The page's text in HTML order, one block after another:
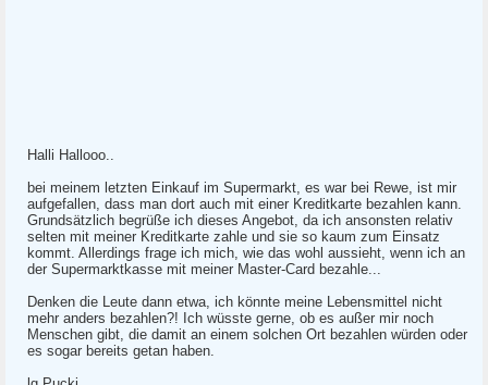
Halli Hallooo..
bei meinem letzten Einkauf im Supermarkt, es war bei Rewe, ist mir
aufgefallen, dass man dort auch mit einer Kreditkarte bezahlen kann.
Grundsätzlich begrüße ich dieses Angebot, da ich ansonsten relativ
selten mit meiner Kreditkarte zahle und sie so kaum zum Einsatz
kommt. Allerdings frage ich mich, wie das wohl aussieht, wenn ich an
der Supermarktkasse mit meiner Master-Card bezahle...
Denken die Leute dann etwa, ich könnte meine Lebensmittel nicht
mehr anders bezahlen?! Ich wüsste gerne, ob es außer mir noch
Menschen gibt, die damit an einem solchen Ort bezahlen würden oder
es sogar bereits getan haben.